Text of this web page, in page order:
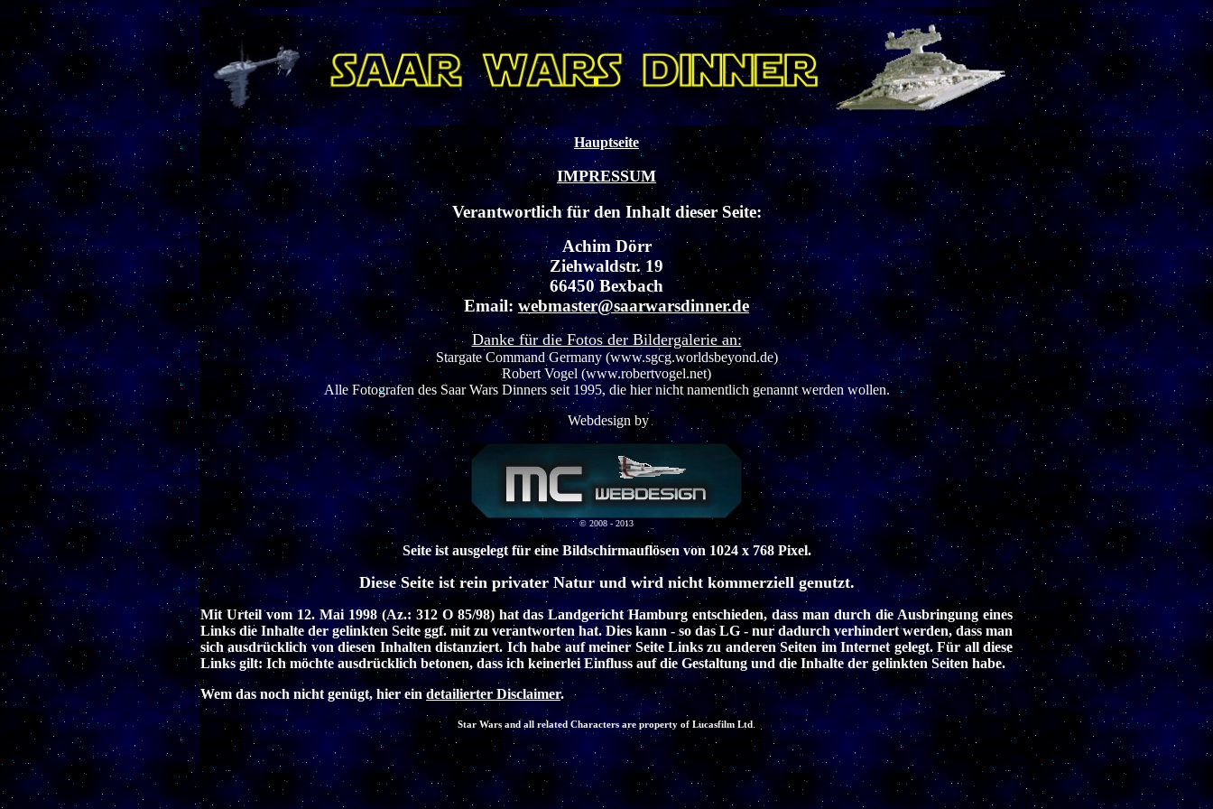
Hauptseite
IMPRESSUM
Verantwortlich für den Inhalt dieser Seite:
Achim Dörr
Ziehwaldstr. 19
66450 Bexbach
Email: webmaster@saarwarsdinner.de
Danke für die Fotos der Bildergalerie an:
Stargate Command Germany (www.sgcg.worldsbeyond.de)
Robert Vogel (www.robertvogel.net)
Alle Fotografen des Saar Wars Dinners seit 1995, die hier nicht namentlich genannt werden wollen.
Webdesign by
© 2008 - 2013
Seite ist ausgelegt für eine Bildschirmauflösen von 1024 x 768 Pixel.
Diese Seite ist rein privater Natur und wird nicht kommerziell genutzt.
Mit Urteil vom 12. Mai 1998(Az.: 312 O 85/98)hat das Landgericht Hamburg entschieden, dass man durch die Ausbringung eines
Links die Inhalte der gelinkten Seite ggf. mit zu verantworten hat. Dies kann - so das LG - nur dadurch verhindert werden, dass man
sich ausdrücklich von diesen Inhalten distanziert. Ich habe auf meiner Seite Links zu anderen Seiten im Internet gelegt. Für all diese
Links gilt: Ich möchte ausdrücklich betonen, dass ich keinerlei Einfluss auf die Gestaltung und die Inhalte der gelinkten Seiten habe.
Wem das noch nicht genügt, hiereindetailierter Disclaimer.
Star Wars and all related Characters are property of Lucasfilm Ltd .